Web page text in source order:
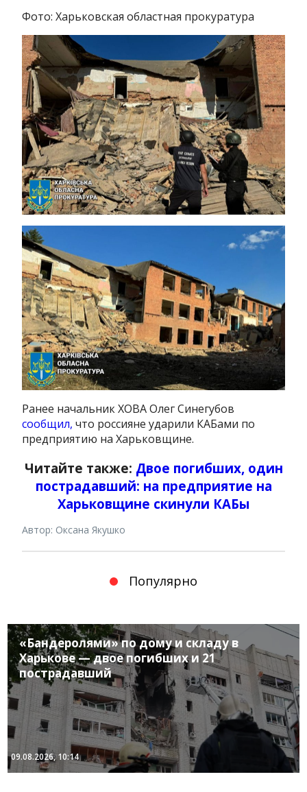
Фото: Харьковская областная прокуратура
Ранее начальник ХОВА Олег Синегубов
сообщил, что россияне ударили КАБами по
предприятию на Харьковщине.
Читайте также: Двое погибших, один
пострадавший: на предприятие на
Харьковщине скинули КАБы
Автор: Оксана Якушко
Популярно
«Бандеролями» по дому и складу в
Харькове — двое погибших и 21
пострадавший
09.08.2026, 10:14